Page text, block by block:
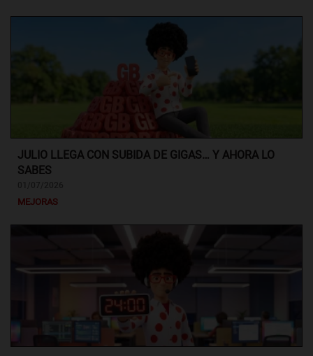
JULIO LLEGA CON SUBIDA DE GIGAS… Y AHORA LO
SABES
MEJORAS